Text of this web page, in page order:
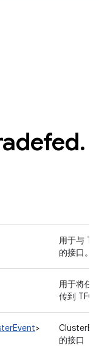
.
用于与
的接口。
用于将任
传到 TFC
>
的接口